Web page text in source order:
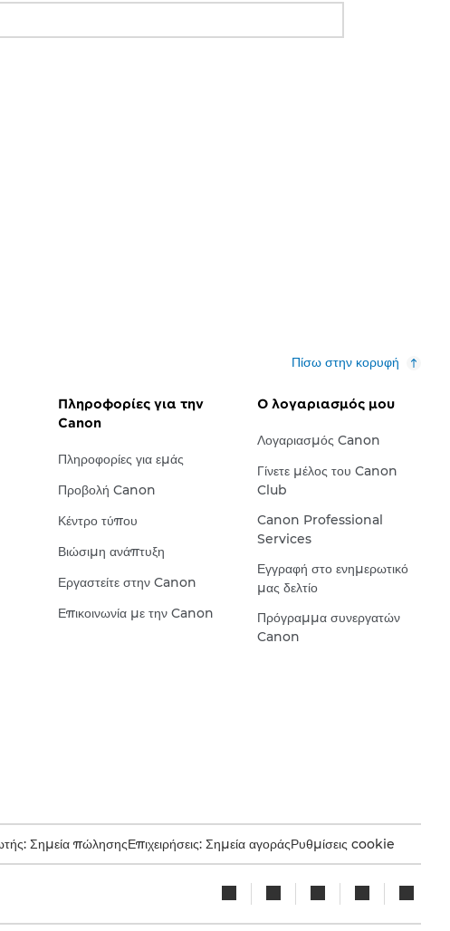
Πίσω στην κορυφή
Πληροφορίες για την
Canon
Πληροφορίες για εμάς
Προβολή Canon
Κέντρο τύπου
Βιώσιμη ανάπτυξη
Εργαστείτε στην Canon
Επικοινωνία με την Canon
Ο λογαριασμός μου
Λογαριασμός Canon
Γίνετε μέλος του Canon
Club
Canon Professional
Services
Εγγραφή στο ενημερωτικό
μας δελτίο
Πρόγραμμα συνεργατών
Canon
Σημεία πώλησηςΕπιχειρήσεις: Σημεία αγοράςΡυθμίσεις cookie